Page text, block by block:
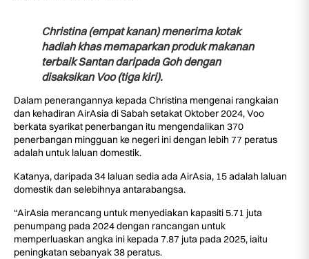
Christina (empat kanan) menerima kotak
hadiah khas memaparkan produk makanan
terbaik Santan daripada Goh dengan
disaksikan Voo (tiga kiri).
Dalam penerangannya kepada Christina mengenai rangkaian
dan kehadiran AirAsia di Sabah setakat Oktober 2024, Voo
berkata syarikat penerbangan itu mengendalikan 370
penerbangan mingguan ke negeri ini dengan lebih 77 peratus
adalah untuk laluan domestik.
Katanya, daripada 34 laluan sedia ada AirAsia, 15 adalah laluan
domestik dan selebihnya antarabangsa.
“AirAsia merancang untuk menyediakan kapasiti 5.71 juta
penumpang pada 2024 dengan rancangan untuk
memperluaskan angka ini kepada 7.87 juta pada 2025, iaitu
peningkatan sebanyak 38 peratus.